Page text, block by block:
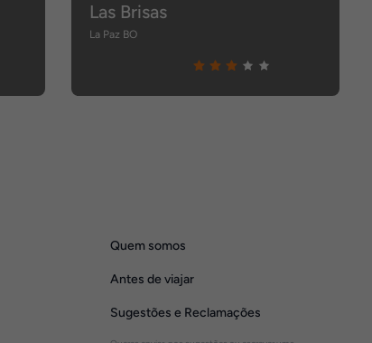
Las Brisas
La Paz BO
Quem somos
Antes de viajar
Sugestões e Reclamações